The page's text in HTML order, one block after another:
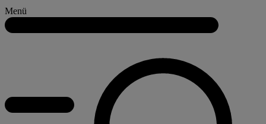
Menü